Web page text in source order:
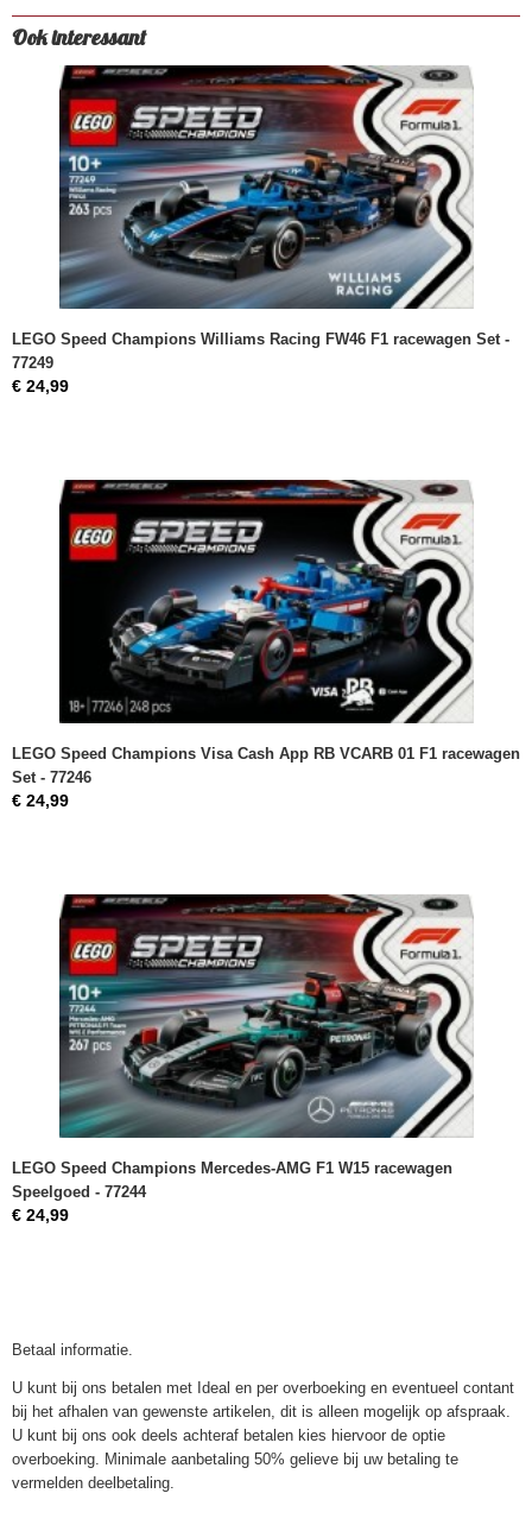
Ook interessant
LEGO Speed Champions Williams Racing FW46 F1 racewagen Set -
77249
€ 24,99
LEGO Speed Champions Visa Cash App RB VCARB 01 F1 racewagen
Set - 77246
€ 24,99
LEGO Speed Champions Mercedes-AMG F1 W15 racewagen
Speelgoed - 77244
€ 24,99
Betaal informatie.
U kunt bij ons betalen met Ideal en per overboeking en eventueel contant
bij het afhalen van gewenste artikelen, dit is alleen mogelijk op afspraak.
U kunt bij ons ook deels achteraf betalen kies hiervoor de optie
overboeking. Minimale aanbetaling 50% gelieve bij uw betaling te
vermelden deelbetaling.